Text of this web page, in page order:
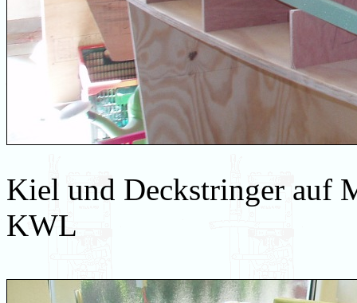
Kiel und Deckstringer auf
KWL